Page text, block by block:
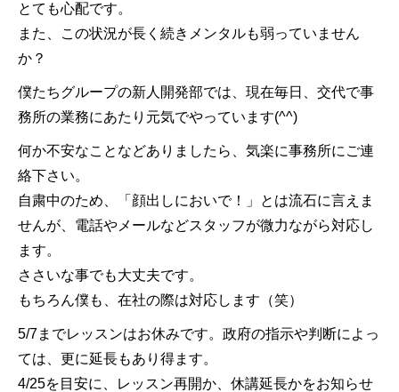
とても心配です。
また、この状況が長く続きメンタルも弱っていません
か？
僕たちグループの新人開発部では、現在毎日、交代で事
務所の業務にあたり元気でやっています(^^)
何か不安なことなどありましたら、気楽に事務所にご連
絡下さい。
自粛中のため、「顔出しにおいで！」とは流石に言えま
せんが、電話やメールなどスタッフが微力ながら対応し
ます。
ささいな事でも大丈夫です。
もちろん僕も、在社の際は対応します（笑）
5/7までレッスンはお休みです。政府の指示や判断によっ
ては、更に延長もあり得ます。
4/25を目安に、レッスン再開か、休講延長かをお知らせ